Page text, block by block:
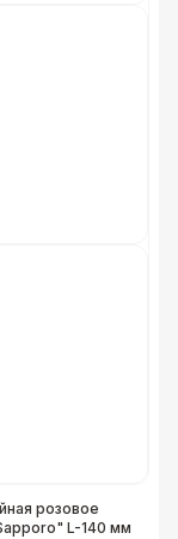
розовое
L-140 мм